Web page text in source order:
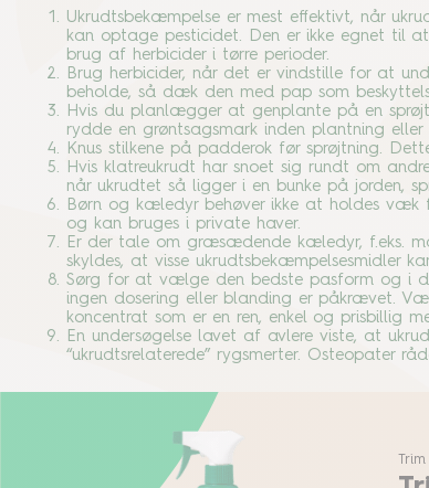
Ukrudtsbekæmpelse er mest effektivt, når
kan optage pesticidet. Den er ikke egnet til
brug af herbicider i tørre perioder.
Brug herbicider, når det er vindstille for at
beholde, så dæk den med pap som
Hvis du planlægger at genplante på en
rydde en grøntsagsmark inden plantning eller
Knus stilkene på padderok før sprøjtning.
Hvis klatreukrudt har snoet sig rundt om
når ukrudtet så ligger i en bunke på jorden,
Børn og kæledyr behøver ikke at holdes væk
og kan bruges i private haver.
Er der tale om græsædende kæledyr, f.eks.
skyldes, at visse ukrudtsbekæmpelsesmidler
Sørg for at vælge den bedste pasform og i
ingen dosering eller blanding er påkrævet.
koncentrat som er en ren, enkel og prisbillig
En undersøgelse lavet af avlere viste, at
“ukrudtsrelaterede” rygsmerter. Osteopater
Trim